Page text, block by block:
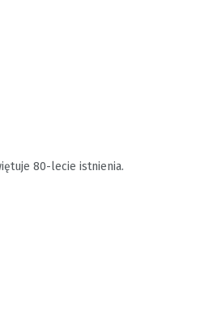
80-lecie istnienia.